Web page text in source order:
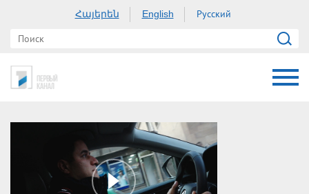
Հայերեն English Русский